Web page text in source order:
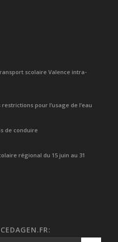
scolaire Valence intra-
pour l’usage de l’eau
de conduire
régional du 15 juin au 31